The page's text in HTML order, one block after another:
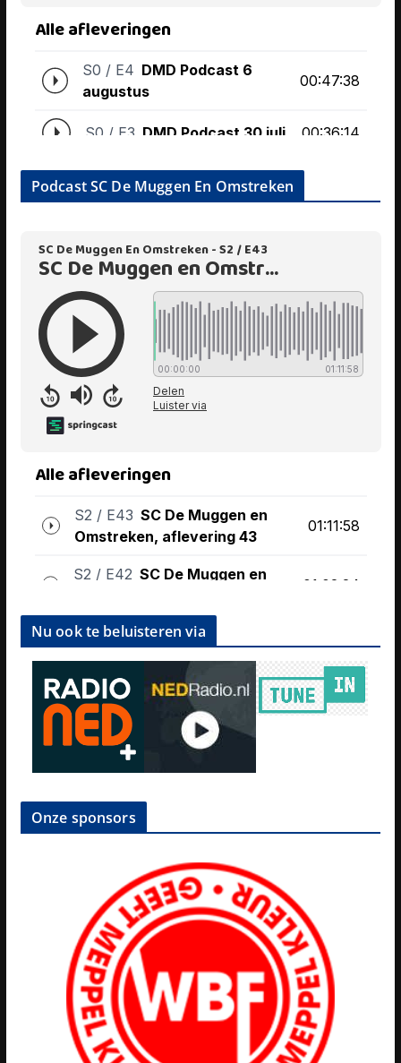
Podcast SC De Muggen En Omstreken
Nu ook te beluisteren via
Onze sponsors